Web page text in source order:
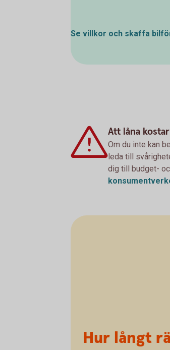
Se villkor och skaffa
Att låna
Om du inte kan
leda till
dig till budget-
Hur långt